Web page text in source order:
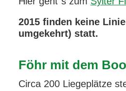
2015 finden keine
umgekehrt) statt.
Föhr mit dem
Circa 200 Liegeplätze